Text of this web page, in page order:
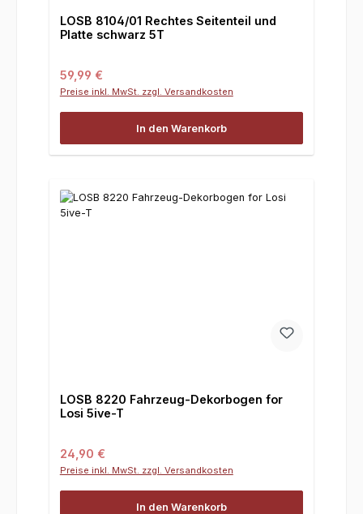
LOSB 8104/01 Rechtes Seitenteil und
Platte schwarz 5T
Regulärer Preis:
59,99 €
Preise inkl. MwSt. zzgl. Versandkosten
In den Warenkorb
LOSB 8220 Fahrzeug-Dekorbogen for
Losi 5ive-T
Regulärer Preis:
24,90 €
Preise inkl. MwSt. zzgl. Versandkosten
In den Warenkorb